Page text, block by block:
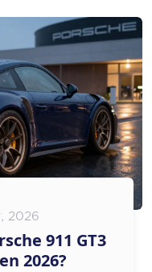
2026
911 GT3
2026?